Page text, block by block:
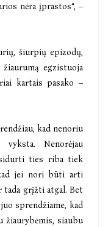
nėra įprastos“, –
šiurpių epizodų,
egzistuoja
kartais pasako –
kad nenoriu
Nenorėjau
ties riba tiek
jei nori būti arti
grįžti atgal. Bet
sprendžiame, kad
žiaurybėmis, siaubu